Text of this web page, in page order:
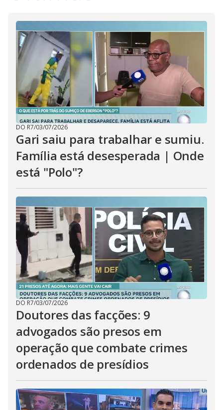
d
e
o
DO R7/03/07/2026
Gari saiu para trabalhar e sumiu.
Família está desesperada | Onde
está "Polo"?
DO R7/03/07/2026
Doutores das facções: 9
advogados são presos em
operação que combate crimes
ordenados de presídios